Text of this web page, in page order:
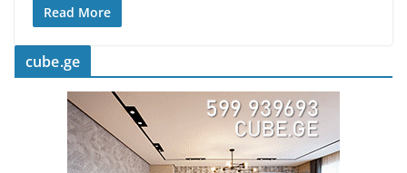
Read More
cube.ge